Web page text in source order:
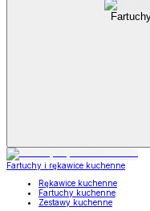
Fartuchy i rękawice kuchenne
Rękawice kuchenne
Fartuchy kuchenne
Zestawy kuchenne